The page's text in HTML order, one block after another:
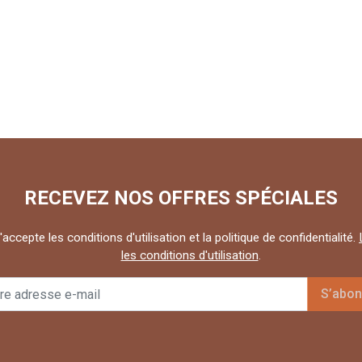
RECEVEZ NOS OFFRES SPÉCIALES
les conditions d'utilisation et la politique de confidentialité.
les conditions d'utilisation.